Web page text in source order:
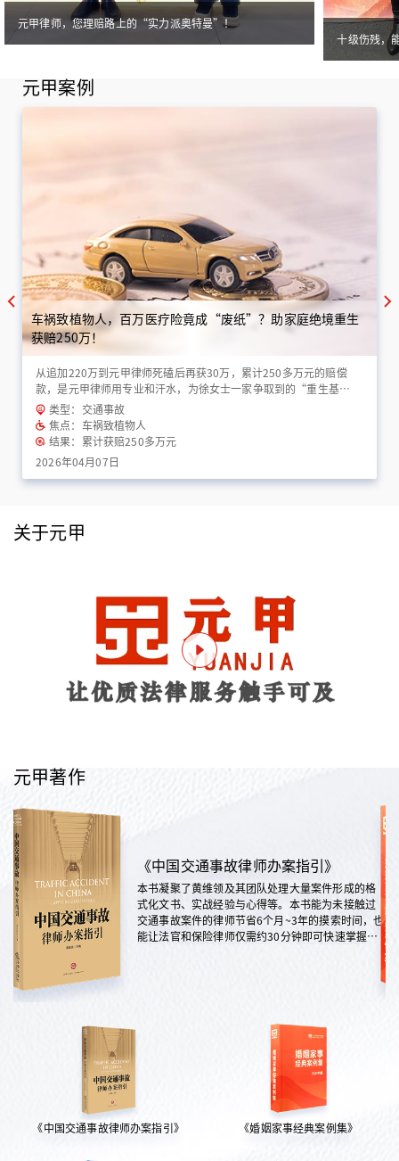
元甲律师，您理赔路上的“实力派奥特曼”！
十级伤残，
元甲案例
车祸致植物人，百万医疗险竟成“废纸”？助家庭绝境重生
获赔250万！
从追加220万到元甲律师死磕后再获30万，累计250多万元的赔偿
款，是元甲律师用专业和汗水，为徐女士一家争取到的“重生基
金”！
类型：交通事故
焦点：车祸致植物人
结果：累计获赔250多万元
2026年04月07日
关于元甲
元甲著作
《中国交通事故律师办案指引》
本书凝聚了黄维领及其团队处理大量案件形成的格
式化文书、实战经验与心得等。本书能为未接触过
交通事故案件的律师节省6个月~3年的摸索时间，也
能让法官和保险律师仅需约30分钟即可快速掌握案
《中国交通事故律师办案指引》 《婚姻家事经典案例集》